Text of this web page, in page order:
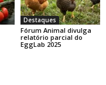
Destaques
Fórum Animal divulga
relatório parcial do
EggLab 2025